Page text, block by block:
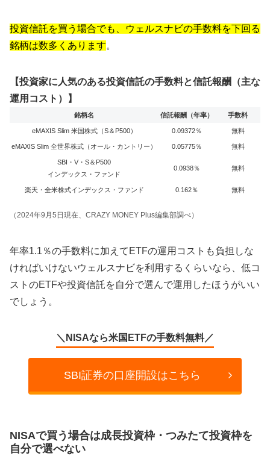
投資信託を買う場合でも、ウェルスナビの手数料を下回る
銘柄は数多くあります。
【投資家に人気のある投資信託の手数料と信託報酬（主な
運用コスト）】
銘柄名 信託報酬（年率） 手数料
eMAXIS Slim 米国株式（S＆P500） 0.09372％ 無料
eMAXIS Slim 全世界株式（オール・カントリー） 0.05775％ 無料
SBI・V・S＆P500
インデックス・ファンド
0.0938％ 無料
楽天・全米株式インデックス・ファンド 0.162％ 無料
（2024年9月5日現在、CRAZY MONEY Plus編集部調べ）
年率1.1％の手数料に加えてETFの運用コストも負担しな
ければいけないウェルスナビを利用するくらいなら、低コ
ストのETFや投資信託を自分で選んで運用したほうがいい
でしょう。
＼NISAなら米国ETFの手数料無料／
SBI証券の口座開設はこちら
NISAで買う場合は成長投資枠・つみたて投資枠を
自分で選べない